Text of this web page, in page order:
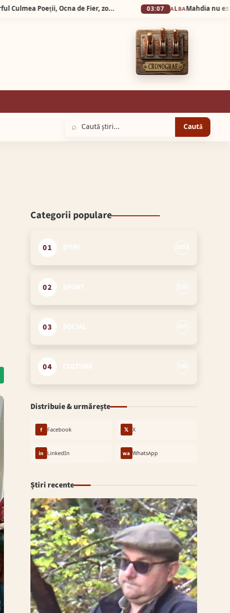
Silva Logistic Services. Munții Dognecei, Vârful Culmea Poeții, Ocna de Fier, zone desprinse dintr-o poveste în care timpul a uitat să mai grabească pașii oamenilor. 03:07 ALBA
⌕ Caută
Categorii populare
01
02
03
04
Distribuie & urmărește
f Facebook 𝕏 X
in LinkedIn wa WhatsApp
Știri recente